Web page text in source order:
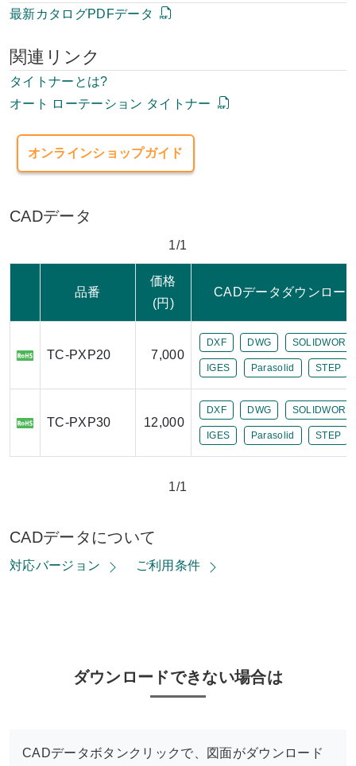
最新カタログPDFデータ
関連リンク
タイトナーとは?
オート ローテーション タイトナー
オンラインショップガイド
CADデータ
1/1
品番
価格
(円)
CADデータダウンロー
TC-PXP20 7,000
DXF DWG
IGES Parasolid STEP
TC-PXP30 12,000
DXF DWG
IGES Parasolid STEP
1/1
CADデータについて
対応バージョン ご利用条件
ダウンロードできない場合は
CADデータボタンクリックで、図面がダウンロード